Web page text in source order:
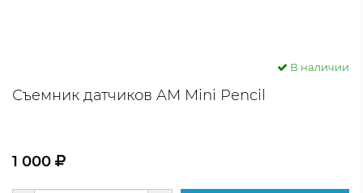
В наличии
Съемник датчиков AM Mini Pencil
1 000